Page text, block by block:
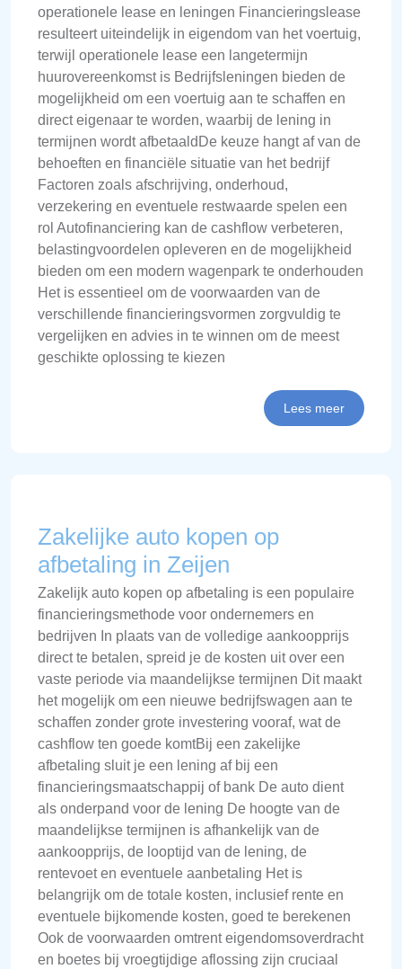
operationele lease en leningen Financieringslease
resulteert uiteindelijk in eigendom van het voertuig,
terwijl operationele lease een langetermijn
huurovereenkomst is Bedrijfsleningen bieden de
mogelijkheid om een voertuig aan te schaffen en
direct eigenaar te worden, waarbij de lening in
termijnen wordt afbetaaldDe keuze hangt af van de
behoeften en financiële situatie van het bedrijf
Factoren zoals afschrijving, onderhoud,
verzekering en eventuele restwaarde spelen een
rol Autofinanciering kan de cashflow verbeteren,
belastingvoordelen opleveren en de mogelijkheid
bieden om een modern wagenpark te onderhouden
Het is essentieel om de voorwaarden van de
verschillende financieringsvormen zorgvuldig te
vergelijken en advies in te winnen om de meest
geschikte oplossing te kiezen
Lees meer
Zakelijke auto kopen op
afbetaling in Zeijen
Zakelijk auto kopen op afbetaling is een populaire
financieringsmethode voor ondernemers en
bedrijven In plaats van de volledige aankoopprijs
direct te betalen, spreid je de kosten uit over een
vaste periode via maandelijkse termijnen Dit maakt
het mogelijk om een nieuwe bedrijfswagen aan te
schaffen zonder grote investering vooraf, wat de
cashflow ten goede komtBij een zakelijke
afbetaling sluit je een lening af bij een
financieringsmaatschappij of bank De auto dient
als onderpand voor de lening De hoogte van de
maandelijkse termijnen is afhankelijk van de
aankoopprijs, de looptijd van de lening, de
rentevoet en eventuele aanbetaling Het is
belangrijk om de totale kosten, inclusief rente en
eventuele bijkomende kosten, goed te berekenen
Ook de voorwaarden omtrent eigendomsoverdracht
en boetes bij vroegtijdige aflossing zijn cruciaal